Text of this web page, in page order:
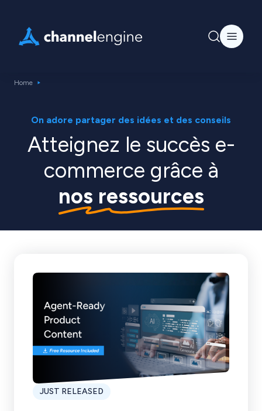
Home
On adore partager des idées et des conseils
Atteignez le succès e-
commerce grâce à
nos ressources
JUST RELEASED